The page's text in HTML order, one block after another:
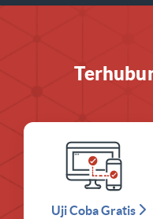
Uji Coba Gratis